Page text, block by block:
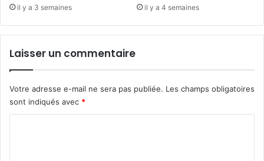
il y a 3 semaines il y a 4 semaines
Laisser un commentaire
Votre adresse e-mail ne sera pas publiée. Les champs obligatoires
sont indiqués avec *